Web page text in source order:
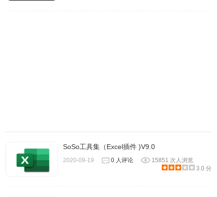
1、实时协作和知识管理利器。
2、高效任务管理小助手。
SoSo工具集（Excel插件 )V9.0
2020-09-19 0 人评论
15851 次人浏览
3.0 分